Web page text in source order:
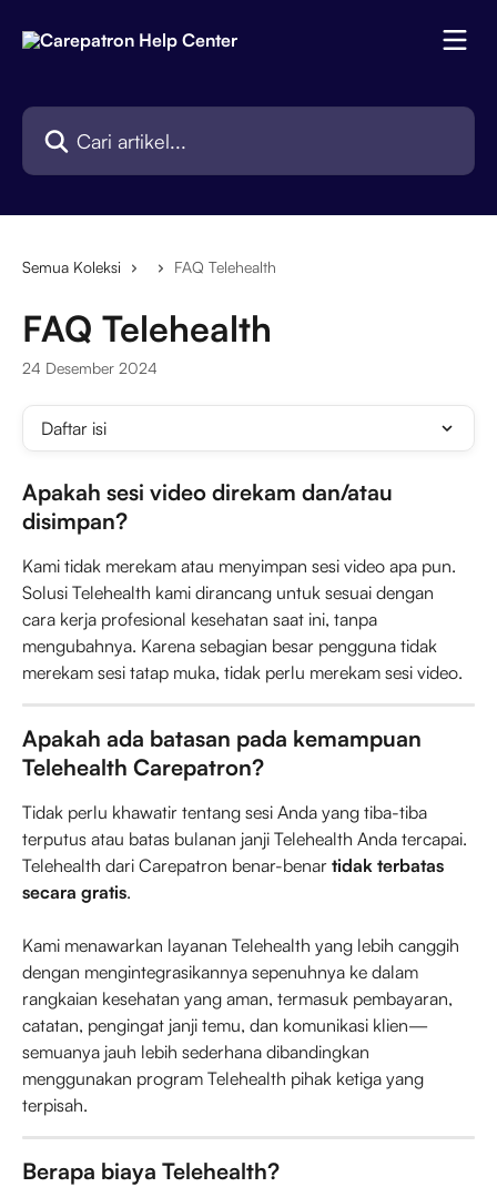
Cari artikel...
Semua Koleksi FAQ Telehealth
FAQ Telehealth
24 Desember 2024
Daftar isi
Apakah sesi video direkam dan/atau
disimpan?
Kami tidak merekam atau menyimpan sesi video apa pun.
Solusi Telehealth kami dirancang untuk sesuai dengan
cara kerja profesional kesehatan saat ini, tanpa
mengubahnya. Karena sebagian besar pengguna tidak
merekam sesi tatap muka, tidak perlu merekam sesi video.
Apakah ada batasan pada kemampuan
Telehealth Carepatron?
Tidak perlu khawatir tentang sesi Anda yang tiba-tiba
terputus atau batas bulanan janji Telehealth Anda tercapai.
Telehealth dari Carepatron benar-benar tidak terbatas
secara gratis.
Kami menawarkan layanan Telehealth yang lebih canggih
dengan mengintegrasikannya sepenuhnya ke dalam
rangkaian kesehatan yang aman, termasuk pembayaran,
catatan, pengingat janji temu, dan komunikasi klien—
semuanya jauh lebih sederhana dibandingkan
menggunakan program Telehealth pihak ketiga yang
terpisah.
Berapa biaya Telehealth?